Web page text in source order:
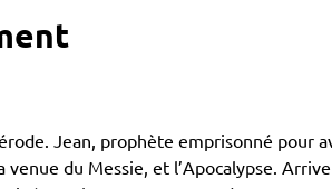
Jean, prophète emprisonné pour
venue du Messie, et l’Apocalypse.